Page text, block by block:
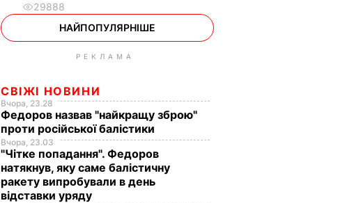
29888
НАЙПОПУЛЯРНІШЕ
РЕКЛАМА
СВІЖІ НОВИНИ
Вчора, 23.28
Федоров назвав "найкращу зброю"
проти російської балістики
Вчора, 23.03
"Чітке попадання". Федоров
натякнув, яку саме балістичну
ракету випробували в день
відставки уряду